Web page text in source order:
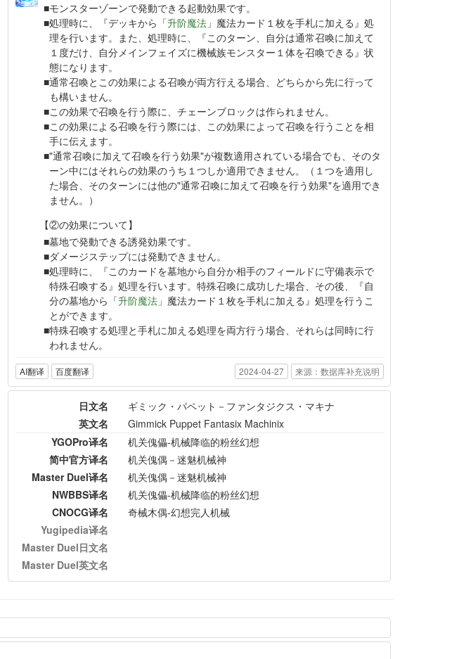
モンスターゾーンで発動できる起動効果です。
処理時に、『デッキから「升阶魔法 」魔法カード１枚を手札に加える』処
理を行います。また、処理時に、『このターン、自分は通常召喚に加えて
１度だけ、自分メインフェイズに機械族モンスター１体を召喚できる』状
態になります。
通常召喚とこの効果による召喚が両方行える場合、どちらから先に行って
も構いません。
この効果で召喚を行う際に、チェーンブロックは作られません。
この効果による召喚を行う際には、この効果によって召喚を行うことを相
手に伝えます。
"通常召喚に加えて召喚を行う効果"が複数適用されている場合でも、そのタ
ーン中にはそれらの効果のうち１つしか適用できません。（１つを適用し
た場合、そのターンには他の"通常召喚に加えて召喚を行う効果"を適用でき
ません。）
【②の効果について】
墓地で発動できる誘発効果です。
ダメージステップには発動できません。
処理時に、『このカードを墓地から自分か相手のフィールドに守備表示で
特殊召喚する』処理を行います。特殊召喚に成功した場合、その後、『自
分の墓地から「升阶魔法 」魔法カード１枚を手札に加える』処理を行うこ
とができます。
特殊召喚する処理と手札に加える処理を両方行う場合、それらは同時に行
われません。
AI翻译 百度翻译 2024-04-27 来源：数据库补充说明
日文名
ギミック・パペット－ファンタジクス・マキナ
英文名
Gimmick Puppet Fantasix Machinix
YGOPro译名
机关傀儡-机械降临的粉丝幻想
简中官方译名
机关傀偶－迷魅机械神
Master Duel译名
机关傀偶－迷魅机械神
NWBBS译名
机关傀儡-机械降临的粉丝幻想
CNOCG译名
奇械木偶-幻想完人机械
Yugipedia译名
Master Duel日文名
Master Duel英文名